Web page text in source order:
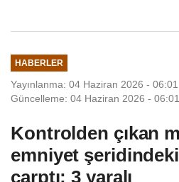
HABERLER
Yayınlanma: 04 Haziran 2026 - 06:01
Güncelleme: 04 Haziran 2026 - 06:01
Kontrolden çıkan
emniyet
çarptı; 3 yaralı